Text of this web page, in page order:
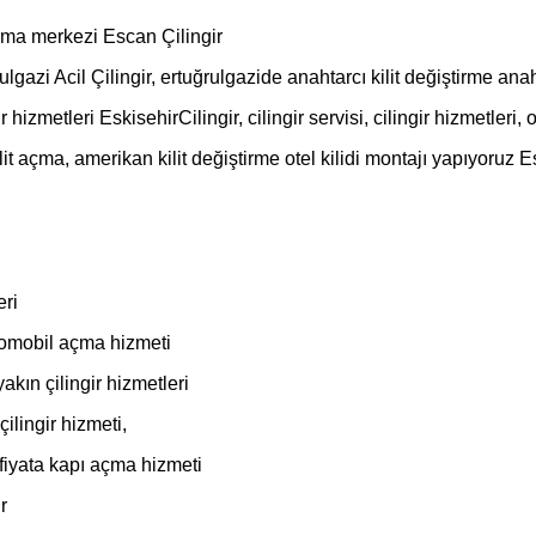
merkezi Escan Çilingir
Acil Çilingir, ertuğrulgazide anahtarcı kilit değiştirme
EskisehirCilingir, cilingir servisi, cilingir hizmetleri,
amerikan kilit değiştirme otel kilidi montajı yapıyoruz
açma hizmeti
çilingir hizmetleri
hizmeti,
kapı açma hizmeti